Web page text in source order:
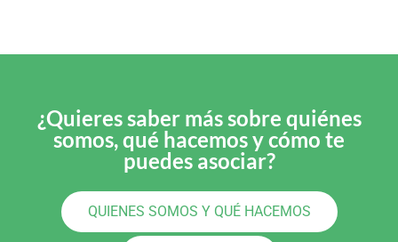
¿Quieres saber más sobre quiénes
somos, qué hacemos y cómo te
puedes asociar?
QUIENES SOMOS Y QUÉ HACEMOS